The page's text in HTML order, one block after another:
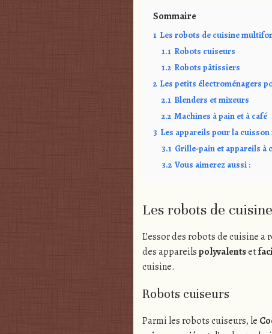
Sommaire
1 Les robots de cuisine
1.1 Robots cuiseurs
1.2 Robots pâtissiers
2 Les petits électroménagers
2.1 Blenders et mixeurs
2.2 Machines à pain et à café
3 Les appareils pour la
3.1 Grille-pain et appareils à
3.2 Vous aimerez aussi :
Les robots de
L’essor des robots de cuisine
des appareilspolyvalentset
cuisine.
Robots cuiseurs
Parmi les robots cuiseurs, le